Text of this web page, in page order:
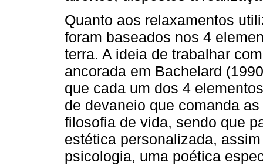
Quanto aos relaxamentos
foram baseados nos 4
terra. A ideia de trabalhar
ancorada em Bachelard
que cada um dos 4
de devaneio que comanda
filosofia de vida, sendo que
estética personalizada,
psicologia, uma poética